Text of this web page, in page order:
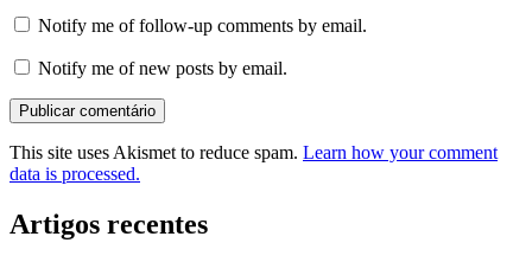
Notify me of follow-up comments by email.
Notify me of new posts by email.
This site uses Akismet to reduce spam. Learn how your comment
data is processed.
Artigos recentes